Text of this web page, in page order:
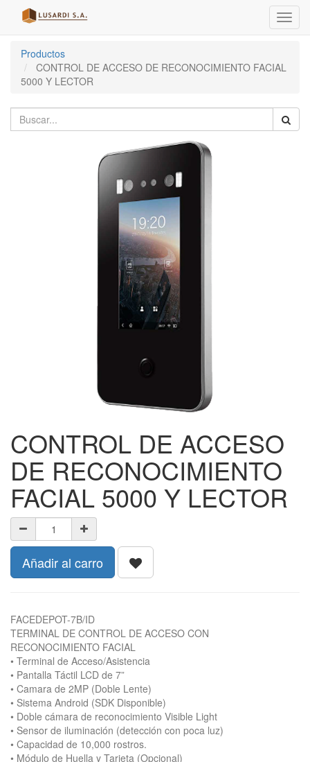
Menú
de
Productos
CONTROL DE ACCESO DE RECONOCIMIENTO FACIAL
5000 Y LECTOR
CONTROL DE ACCESO
DE RECONOCIMIENTO
FACIAL 5000 Y LECTOR
Añadir al carro
FACEDEPOT-7B/ID
TERMINAL DE CONTROL DE ACCESO CON
RECONOCIMIENTO FACIAL
• Terminal de Acceso/Asistencia
• Pantalla Táctil LCD de 7”
• Camara de 2MP (Doble Lente)
• Sistema Android (SDK Disponible)
• Doble cámara de reconocimiento Visible Light
• Sensor de iluminación (detección con poca luz)
• Capacidad de 10,000 rostros.
• Módulo de Huella y Tarjeta (Opcional)